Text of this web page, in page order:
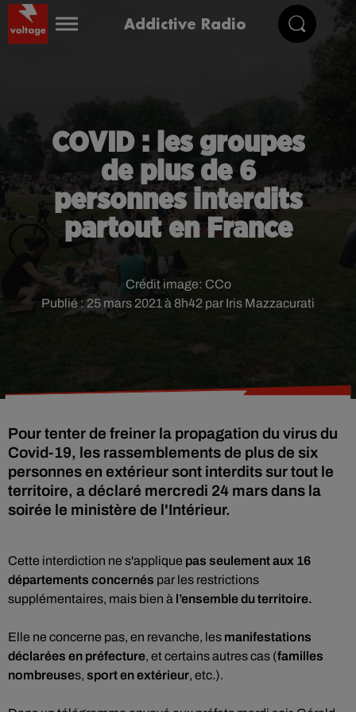
Addictive Radio
COVID : les groupes
de plus de 6
personnes interdits
partout en France
Publié : 25 mars 2021 à 8h42 par Iris Mazzacurati
Crédit image: CCo
Pour tenter de freiner la propagation du virus du
Covid-19, les rassemblements de plus de six
personnes en extérieur sont interdits sur tout le
territoire, a déclaré mercredi 24 mars dans la
soirée le ministère de l'Intérieur.
Cette interdiction ne s'applique pas seulement aux 16
départements concernés par les restrictions
supplémentaires, mais bien à l’ensemble du territoire.
Elle ne concerne pas, en revanche, les manifestations
déclarées en préfecture, et certains autres cas (familles
nombreuses, sport en extérieur, etc.).